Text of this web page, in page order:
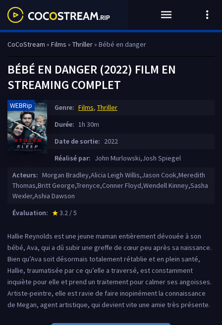
CoCoStream » Films » Thriller» Bébé en danger
BÉBÉ EN DANGER (2022) FILM EN
STREAMING COMPLET
WEBRip Genre: Films, Thriller
Durée: 1h 30m
Date de sortie: 2022
Réalisé par: John Murlowski,Josh Spiegel
Acteurs: Morgan Bradley,Alicia Leigh Willis,Jason Cook,Meredith
Thomas,Britt George,Trenyce,Conner Floyd,Wendell Kinney,Sasha
Wexler,Ashia Dawson
Évaluation:
star_rate
3.2 / 5
Hallie Reynolds est une jeune maman entièrement dévouée à son
bébé, Ava, qui a dû subir une greffe de cœur peu après sa naissance.
Bien qu’Ava soit désormais totalement rétablie et en plein santé,
Hallie, traumatisée par ce qu’elle a traversé, est constamment
inquiète pour elle et prend un traitement pour calmer ses angoisses.
Artiste-peintre, elle est ravie de faire inopinément la connaissance
de Megan, agent artistique, qui devient vite une amie très présente.